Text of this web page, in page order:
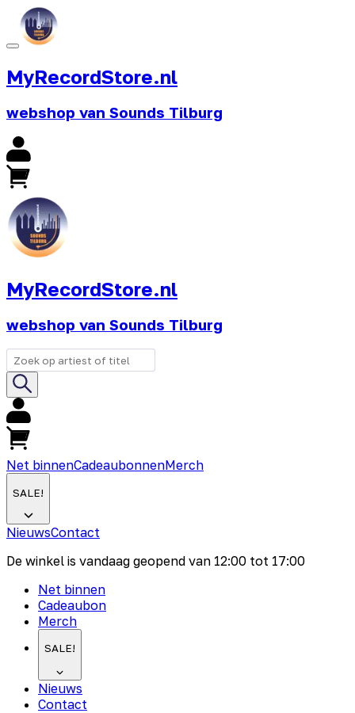
MyRecordStore.nl
webshop van Sounds Tilburg
MyRecordStore.nl
webshop van Sounds Tilburg
Net binnenCadeaubonnenMerch
SALE!
NieuwsContact
De winkel is vandaag geopend van 12:00 tot 17:00
Net binnen
Cadeaubon
Merch
SALE!
Nieuws
Contact